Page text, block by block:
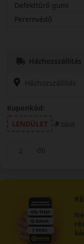
Defekttűrő gumi
Peremvédő
Házhozszállítás
Házhozszállítás
Kuponkód:
LENDÜLET
másol
db